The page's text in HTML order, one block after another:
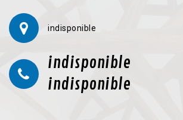
indisponible
indisponible
indisponible